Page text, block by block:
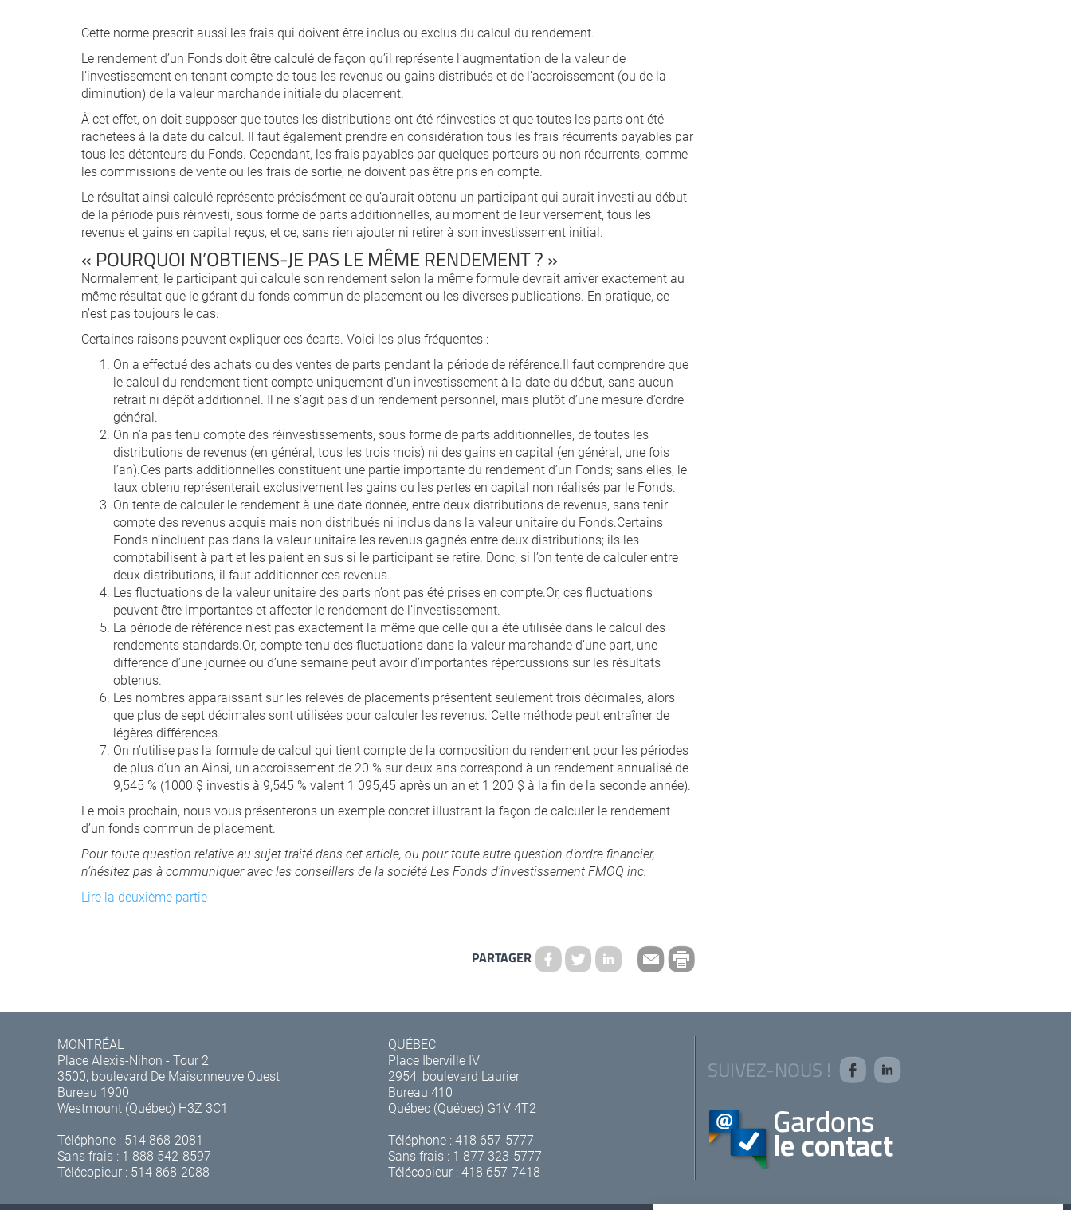
Cette norme prescrit aussi les frais qui doivent être inclus ou exclus du calcul du rendement.
Le rendement d’un Fonds doit être calculé de façon qu’il représente l’augmentation de la valeur de
l’investissement en tenant compte de tous les revenus ou gains distribués et de l’accroissement (ou de la
diminution) de la valeur marchande initiale du placement.
À cet effet, on doit supposer que toutes les distributions ont été réinvesties et que toutes les parts ont été
rachetées à la date du calcul. Il faut également prendre en considération tous les frais récurrents payables par
tous les détenteurs du Fonds. Cependant, les frais payables par quelques porteurs ou non récurrents, comme
les commissions de vente ou les frais de sortie, ne doivent pas être pris en compte.
Le résultat ainsi calculé représente précisément ce qu’aurait obtenu un participant qui aurait investi au début
de la période puis réinvesti, sous forme de parts additionnelles, au moment de leur versement, tous les
revenus et gains en capital reçus, et ce, sans rien ajouter ni retirer à son investissement initial.
« POURQUOI N’OBTIENS-JE PAS LE MÊME RENDEMENT ? »
Normalement, le participant qui calcule son rendement selon la même formule devrait arriver exactement au
même résultat que le gérant du fonds commun de placement ou les diverses publications. En pratique, ce
n’est pas toujours le cas.
Certaines raisons peuvent expliquer ces écarts. Voici les plus fréquentes :
On a effectué des achats ou des ventes de parts pendant la période de référence.Il faut comprendre que
le calcul du rendement tient compte uniquement d’un investissement à la date du début, sans aucun
retrait ni dépôt additionnel. Il ne s’agit pas d’un rendement personnel, mais plutôt d’une mesure d’ordre
général.
On n’a pas tenu compte des réinvestissements, sous forme de parts additionnelles, de toutes les
distributions de revenus (en général, tous les trois mois) ni des gains en capital (en général, une fois
l’an).Ces parts additionnelles constituent une partie importante du rendement d’un Fonds; sans elles, le
taux obtenu représenterait exclusivement les gains ou les pertes en capital non réalisés par le Fonds.
On tente de calculer le rendement à une date donnée, entre deux distributions de revenus, sans tenir
compte des revenus acquis mais non distribués ni inclus dans la valeur unitaire du Fonds.Certains
Fonds n’incluent pas dans la valeur unitaire les revenus gagnés entre deux distributions; ils les
comptabilisent à part et les paient en sus si le participant se retire. Donc, si l’on tente de calculer entre
deux distributions, il faut additionner ces revenus.
Les fluctuations de la valeur unitaire des parts n’ont pas été prises en compte.Or, ces fluctuations
peuvent être importantes et affecter le rendement de l’investissement.
La période de référence n’est pas exactement la même que celle qui a été utilisée dans le calcul des
rendements standards.Or, compte tenu des fluctuations dans la valeur marchande d’une part, une
différence d’une journée ou d’une semaine peut avoir d’importantes répercussions sur les résultats
obtenus.
Les nombres apparaissant sur les relevés de placements présentent seulement trois décimales, alors
que plus de sept décimales sont utilisées pour calculer les revenus. Cette méthode peut entraîner de
légères différences.
On n’utilise pas la formule de calcul qui tient compte de la composition du rendement pour les périodes
de plus d’un an.Ainsi, un accroissement de 20 % sur deux ans correspond à un rendement annualisé de
9,545 % (1000 $ investis à 9,545 % valent 1 095,45 après un an et 1 200 $ à la fin de la seconde année).
Le mois prochain, nous vous présenterons un exemple concret illustrant la façon de calculer le rendement
d’un fonds commun de placement.
Pour toute question relative au sujet traité dans cet article, ou pour toute autre question d’ordre financier,
n’hésitez pas à communiquer avec les conseillers de la société Les Fonds d’investissement FMOQ inc.
Lire la deuxième partie
PARTAGER
MONTRÉAL
Place Alexis-Nihon - Tour 2
3500, boulevard De Maisonneuve Ouest
Bureau 1900
Westmount (Québec) H3Z 3C1
Téléphone : 514 868-2081
Sans frais : 1 888 542-8597
Télécopieur : 514 868-2088
QUÉBEC
Place Iberville IV
2954, boulevard Laurier
Bureau 410
Québec (Québec) G1V 4T2
Téléphone :418 657-5777
Sans frais : 1 877 323-5777
Télécopieur : 418 657-7418
SUIVEZ-NOUS !